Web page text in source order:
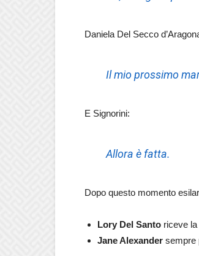
Daniela Del Secco
Il mio prossimo
E Signorini:
Allora è fatta.
Dopo questo momento
Lory Del Santo riceve
Jane Alexander sempre